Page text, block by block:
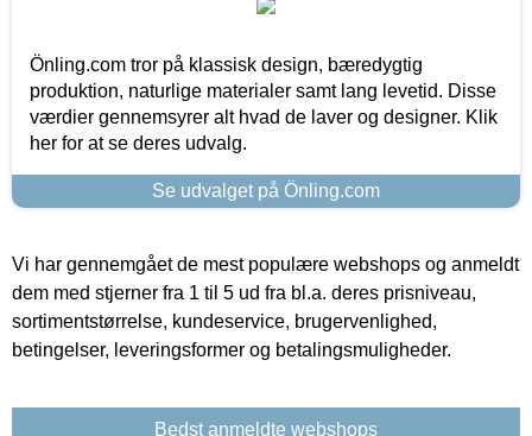
Önling.com tror på klassisk design, bæredygtig
produktion, naturlige materialer samt lang levetid. Disse
værdier gennemsyrer alt hvad de laver og designer. Klik
her for at se deres udvalg.
Se udvalget på Önling.com
Vi har gennemgået de mest populære webshops og anmeldt
dem med stjerner fra 1 til 5 ud fra bl.a. deres prisniveau,
sortimentstørrelse, kundeservice, brugervenlighed,
betingelser, leveringsformer og betalingsmuligheder.
Bedst anmeldte webshops